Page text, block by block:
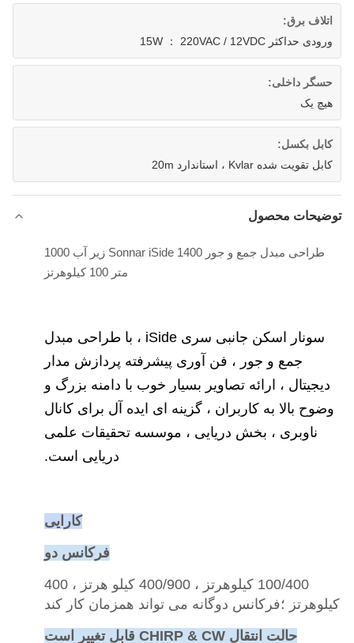
اتلاف برق:
ورودی حداکثر 15W ： 220VAC / 12VDC
حسگر داخلی:
هیچ یک
کابل بکسل:
کابل تقویت شده Kvlar ، استاندارد 20m
توضیحات محصول
طراحی مبدل جمع و جور Sonnar iSide 1400 زیر آب 1000
متر 100 کیلوهرتز
سونار اسکن جانبی سری iSide ، با طراحی مبدل
جمع و جور ، فن آوری پیشرفته پردازش مدار
دیجیتال ، ارائه تصاویر بسیار خوب با دامنه بزرگ و
وضوح بالا به کاربران ، گزینه ای ایده آل برای کانال
ناوبری ، بخش دریایی ، موسسه تحقیقات علمی
دریایی است.
کارایی
فرکانس دو
100/400 کیلوهرتز ، 400/900 کیلو هرتز ، 400
کیلوهرتز ؛فرکانس دوگانه می تواند همزمان کار کند
حالت انتقال CHIRP & CW قابل تغییر است